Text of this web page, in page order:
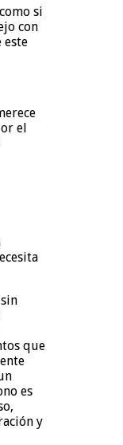
si
con
este
el
que
es
y